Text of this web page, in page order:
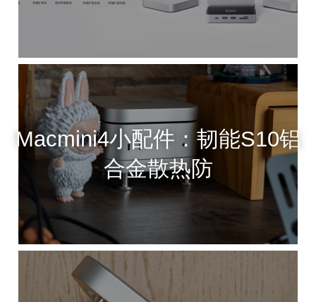
Macmini4小配件：韧能S10铝
合金散热防